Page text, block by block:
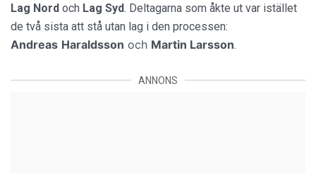
Lag Nord och Lag Syd. Deltagarna som åkte ut var istället
de två sista att stå utan lag i den processen:
Andreas Haraldsson och Martin Larsson.
ANNONS